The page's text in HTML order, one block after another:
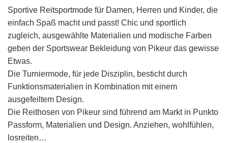
Sportive Reitsportmode für Damen, Herren und Kinder, die
einfach Spaß macht und passt! Chic und sportlich
zugleich, ausgewählte Materialien und modische Farben
geben der Sportswear Bekleidung von Pikeur das gewisse
Etwas.
Die Turniermode, für jede Disziplin, besticht durch
Funktionsmaterialien in Kombination mit einem
ausgefeiltem Design.
Die Reithosen von Pikeur sind führend am Markt in Punkto
Passform, Materialien und Design. Anziehen, wohlfühlen,
losreiten…